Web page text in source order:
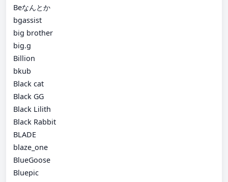
Beなんとか
bgassist
big brother
big.g
Billion
bkub
Black cat
Black GG
Black Lilith
Black Rabbit
BLADE
blaze_one
BlueGoose
Bluepic